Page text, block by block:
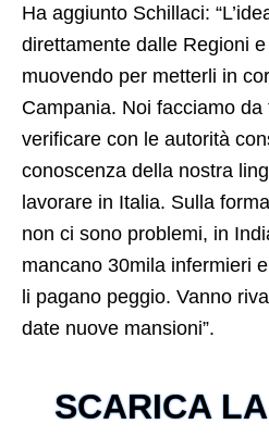
Ha aggiunto Schillaci:
direttamente dalle Regioni
muovendo per metterli in
Campania. Noi facciamo
verificare con le autorità
conoscenza della nostra
lavorare in Italia. Sulla
non ci sono problemi, in
mancano 30mila infermieri
li pagano peggio. Vanno
date nuove mansioni”.
SCARICA